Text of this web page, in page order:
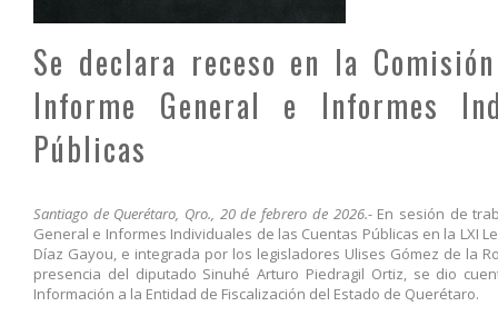
Se declara receso en la
Informe General e Informes
Públicas
Santiago de Querétaro, Qro., 20 de febrero de 2026.-En sesión de
General e Informes Individuales de las Cuentas Públicas en la LXI
Díaz Gayou, e integrada por los legisladores Ulises Gómez de la
presencia del diputado Sinuhé Arturo Piedragil Ortiz, se dio
Información a la Entidad de Fiscalización del Estado de Querétaro.